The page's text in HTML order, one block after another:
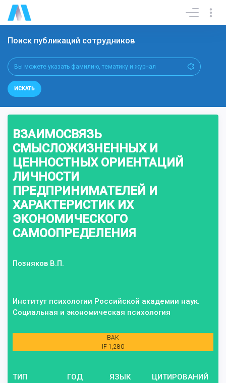
Поиск публикаций сотрудников
ИСКАТЬ
ВЗАИМОСВЯЗЬ
СМЫСЛОЖИЗНЕННЫХ И
ЦЕННОСТНЫХ ОРИЕНТАЦИЙ
ЛИЧНОСТИ
ПРЕДПРИНИМАТЕЛЕЙ И
ХАРАКТЕРИСТИК ИХ
ЭКОНОМИЧЕСКОГО
САМООПРЕДЕЛЕНИЯ
Позняков В.П.
Институт психологии Российской академии наук.
Социальная и экономическая психология
ВАК
IF 1,280
ТИП
ГОД
ЯЗЫК
ЦИТИРОВАНИЙ